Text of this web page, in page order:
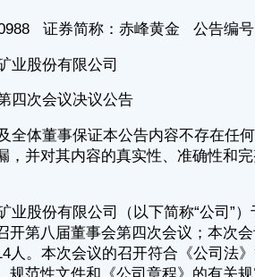
、误导
担个别及
年2月14
席董事14
法律、行
次会议的
金的议
有限公
总额5.10
年2月25
募集资金
金的募集